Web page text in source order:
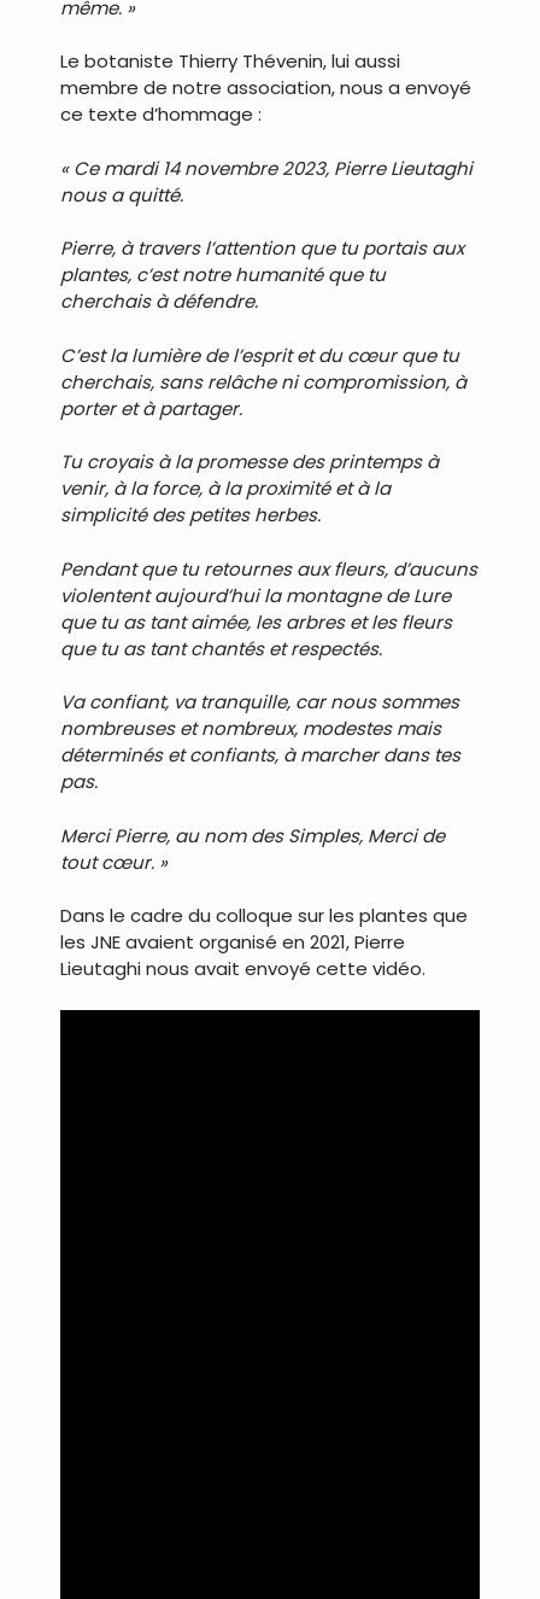
même. »
Le botaniste Thierry Thévenin, lui aussi
membre de notre association, nous a envoyé
ce texte d’hommage :
« Ce mardi 14 novembre 2023, Pierre Lieutaghi
nous a quitté.
Pierre, à travers l’attention que tu portais aux
plantes, c’est notre humanité que tu
cherchais à défendre.
C’est la lumière de l’esprit et du cœur que tu
cherchais, sans relâche ni compromission, à
porter et à partager.
Tu croyais à la promesse des printemps à
venir, à la force, à la proximité et à la
simplicité des petites herbes.
Pendant que tu retournes aux fleurs, d’aucuns
violentent aujourd’hui la montagne de Lure
que tu as tant aimée, les arbres et les fleurs
que tu as tant chantés et respectés.
Va confiant, va tranquille, car nous sommes
nombreuses et nombreux, modestes mais
déterminés et confiants, à marcher dans tes
pas.
Merci Pierre, au nom des Simples, Merci de
tout cœur. »
Dans le cadre du colloque sur les plantes que
les JNE avaient organisé en 2021, Pierre
Lieutaghi nous avait envoyé cette vidéo.